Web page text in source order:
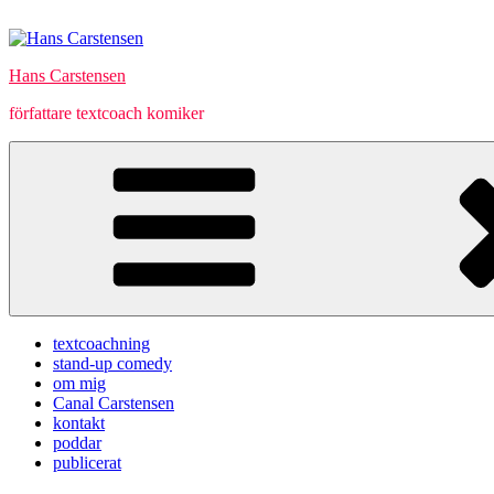
till
Hans Carstensen
författare textcoach komiker
textcoachning
stand-up comedy
om mig
Canal Carstensen
kontakt
poddar
publicerat